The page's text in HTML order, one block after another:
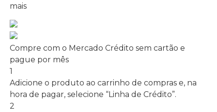
mais
Compre com o Mercado Crédito sem cartão e
pague por mês
1
Adicione o produto ao carrinho de compras e, na
hora de pagar, selecione “Linha de Crédito”.
2